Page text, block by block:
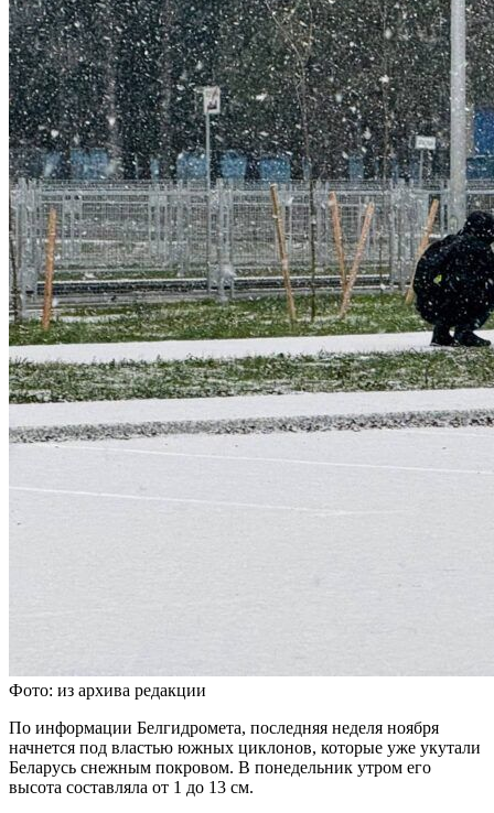
Фото: из архива редакции
По информации Белгидромета, последняя неделя ноября
начнется под властью южных циклонов, которые уже укутали
Беларусь снежным покровом. В понедельник утром его
высота составляла от 1 до 13 см.